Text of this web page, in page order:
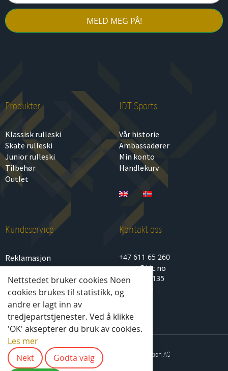
MELD MEG PÅ!
Produkter
Klassisk rulleski
Skate rulleski
Junior rulleski
Tilbehør
Outlet
IDT Sports
Vår historie
Ambassadører
Min konto
Handlekurv
Kundeservice
Reklamasjon
Personvern
Kjøp- og salgsbetingelser
Kontakt oss
+47 611 65 260
sport@idt.no
Lenagata 135
2850 Lena
2025 © All rights reserved - IDT Solution AS
Nettstedet bruker cookies Noen
cookies brukes til statistikk, og
andre er lagt inn av
tredjepartstjenester. Ved å klikke
'OK' aksepterer du bruk av cookies.
Les mer
Nekt
Godta valg